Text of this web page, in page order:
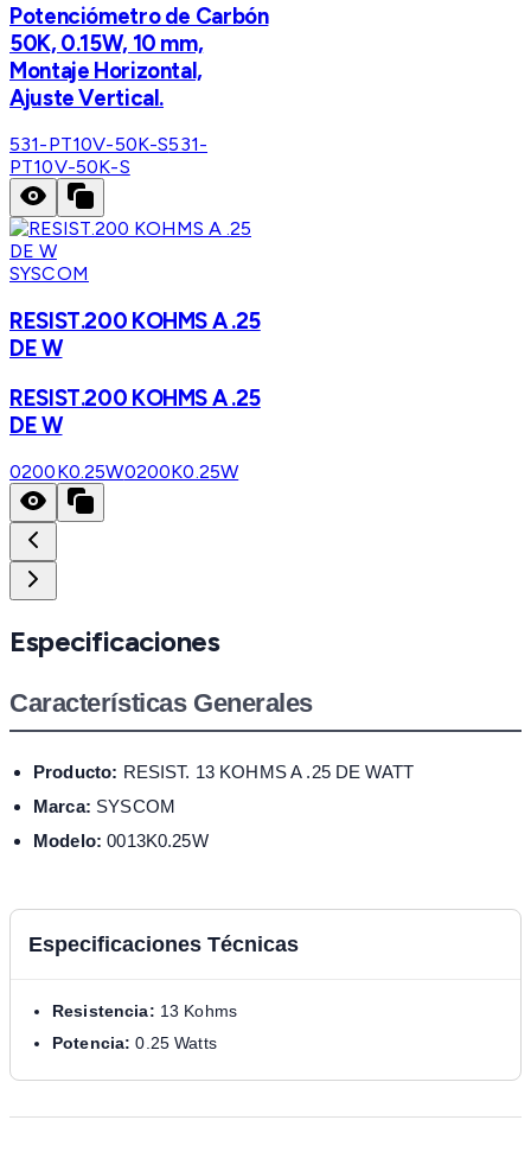
Potenciómetro de Carbón
50K, 0.15W, 10 mm,
Montaje Horizontal,
Ajuste Vertical.
531-PT10V-50K-S531-
PT10V-50K-S
SYSCOM
RESIST.200 KOHMS A .25
DE W
RESIST.200 KOHMS A .25
DE W
0200K0.25W0200K0.25W
Especificaciones
Características Generales
Producto: RESIST. 13 KOHMS A .25 DE WATT
Marca: SYSCOM
Modelo: 0013K0.25W
Especificaciones Técnicas
Resistencia: 13 Kohms
Potencia: 0.25 Watts